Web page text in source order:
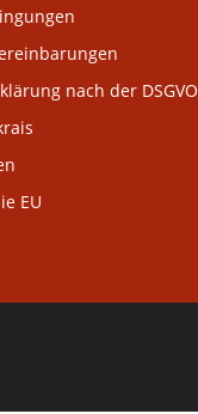
nach der DSGVO
EU